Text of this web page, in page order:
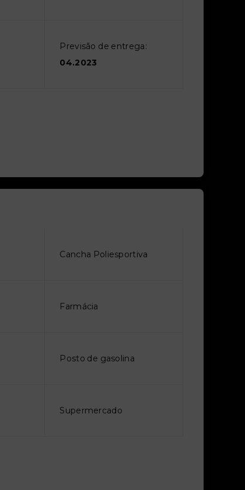
Previsão de entrega:
04.2023
Cancha Poliesportiva
Farmácia
Posto de gasolina
Supermercado